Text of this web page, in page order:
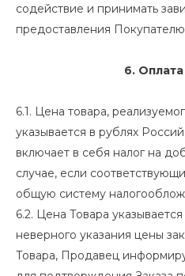
содействие и принимать
предоставления
6.
6.1. Цена товара,
указывается в рублях
включает в себя налог на
случае, если
общую систему
6.2. Цена Товара
неверного указания цены
Товара, Продавец